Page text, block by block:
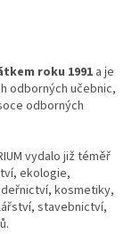
roku 1991 a je
odborných učebnic,
odborných
vydalo již téměř
ekologie,
kosmetiky,
stavebnictví,